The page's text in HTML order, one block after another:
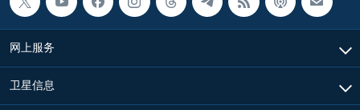
网上服务
卫星信息